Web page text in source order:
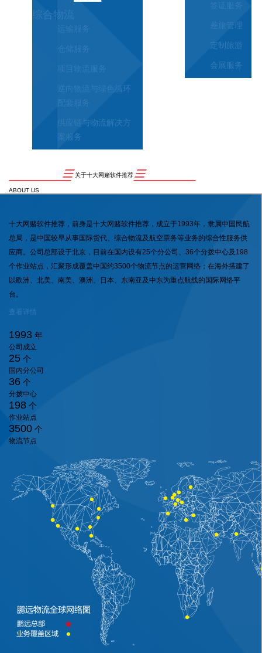
综合物流
运输服务
仓储服务
项目物流服务
逆向物流与绿色循环
配套服务
供应链与物流解决方
案服务
签证服务
差旅管理
定制旅游
会展服务
关于十大网赌软件推荐
ABOUT US
十大网赌软件推荐，前身是十大网赌软件推荐，成立于1993年，隶属中国民航
总局，是中国较早从事国际货代、综合物流及航空票务等业务的综合性服务供
应商。公司总部设于北京，目前在国内设有25个分公司、36个分拨中心及198
个作业站点，汇聚形成覆盖中国约3500个物流节点的运营网络；在海外搭建了
以欧洲、北美、南美、澳洲、日本、东南亚及中东为重点航线的国际网络平
台。
查看详情
1993 年
公司成立
25 个
国内分公司
36 个
分拨中心
198 个
作业站点
3500 个
物流节点